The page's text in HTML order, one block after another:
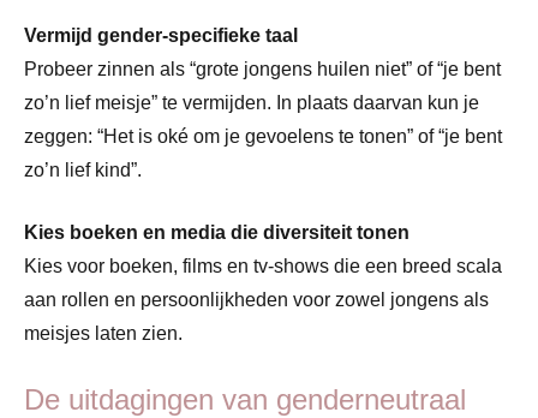
Vermijd gender-specifieke taal
Probeer zinnen als “grote jongens huilen niet” of “je bent
zo’n lief meisje” te vermijden. In plaats daarvan kun je
zeggen: “Het is oké om je gevoelens te tonen” of “je bent
zo’n lief kind”.
Kies boeken en media die diversiteit tonen
Kies voor boeken, films en tv-shows die een breed scala
aan rollen en persoonlijkheden voor zowel jongens als
meisjes laten zien.
De uitdagingen van genderneutraal